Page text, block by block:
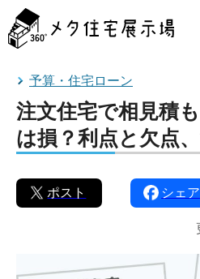
タ
住
予算・住宅ローン
注文住宅で相見積
は損？利点と欠点
ポスト シェア